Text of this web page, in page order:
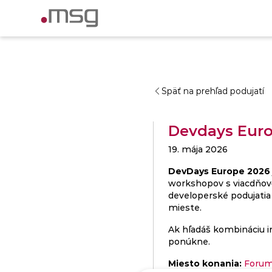
Späť na prehľad podujatí
Devdays
19. mája 2026
DevDays Europe 2026
workshopov s
developerské
mieste.
Ak hľadáš
ponúkne.
Miesto konania: